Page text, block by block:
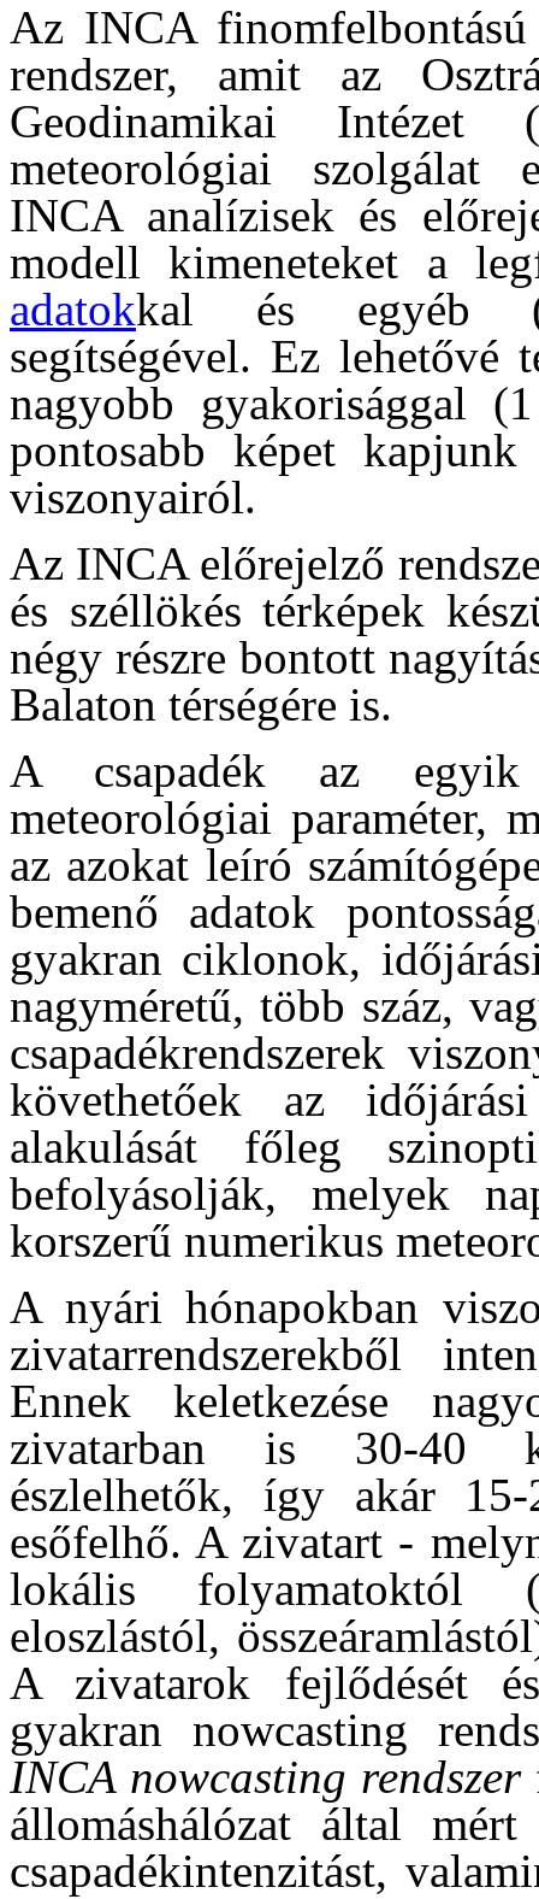
Az INCA
rendszer, amit az
Geodinamikai Intézet
meteorológiai szolgálat
INCA analízisek és
modell kimeneteket a
adatokkal és egyéb
segítségével. Ez lehetővé
nagyobb gyakorisággal
pontosabb képet
viszonyairól.
Az INCA előrejelző
és széllökés térképek
négy részre bontott
Balaton térségére is.
A csapadék az egyik
meteorológiai paraméter,
az azokat leíró
bemenő adatok
gyakran ciklonok,
nagyméretű, több száz,
csapadékrendszerek
követhetőek az
alakulását főleg
befolyásolják, melyek
korszerű numerikus
A nyári hónapokban
zivatarrendszerekből
Ennek keletkezése
zivatarban is 30-40
észlelhetők, így akár
esőfelhő. A zivatart -
lokális folyamatoktól
eloszlástól,
A zivatarok fejlődését
gyakran nowcasting
INCA nowcasting rendszer
állomáshálózat által
csapadékintenzitást,